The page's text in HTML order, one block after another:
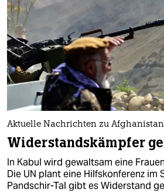
Aktuelle Nachrichten zu Afghanistan
Widerstandskämpfer
In Kabul wird gewaltsam eine
Die UN plant eine Hilfskonferenz im
Pandschir-Tal gibt es Widerstand